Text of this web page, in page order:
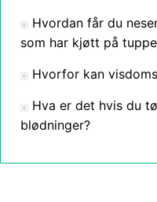
Hvordan får du
som har kjøtt på
Hvorfor kan
Hva er det hvis du
blødninger?